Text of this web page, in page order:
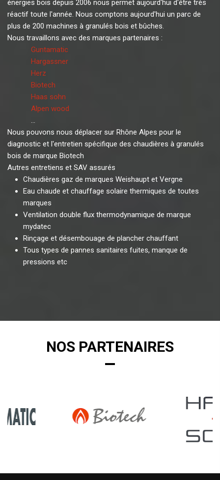
énergies bois depuis 2006 nous permet aujourd'hui d'être très
réactif toute l'année. Nous comptons aujourd'hui un parc de
plus de 200 machines à granulés bois et bûches.
Nous travaillons avec des marques partenaires :
Guntamatic
Hargassner
Herz
Biotech
Haas sohn
Alpen wood
...
Nous pouvons nous déplacer sur Rhône Alpes pour le
diagnostic et l'entretien spécifique des chaudières à granulés
bois de marque Biotech
Autres entretiens et SAV assurés
Chaudières gaz de marques Weishaupt et Vergne
Eau chaude et chauffage solaire thermiques de toutes
marques
Ventilation double flux thermodynamique de marque
mydatec
Rinçage et désembouage de plancher chauffant
Tous types de pannes sanitaires fuites, manque de
pressions etc
NOS PARTENAIRES